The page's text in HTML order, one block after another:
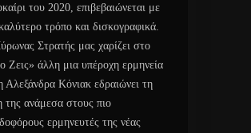
του 2020, επιβεβαιώνεται με
τρόπο και δισκογραφικά.
Στρατής μας χαρίζει στο
Ζεις» άλλη μια υπέροχη ερμηνεία
Αλεξάνδρα Κόνιακ εδραιώνει τη
της ανάμεσα στους πιο
ερμηνευτές της νέας